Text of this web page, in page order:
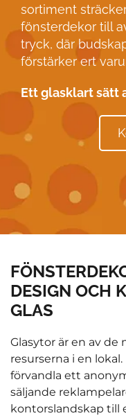
sortiment
fönsterdekor till
tryck, där
förstärker ert
Ett glasklart sätt
DESIGN OCH
GLAS
Glasytor är en av
resurserna i en
förvandla ett
säljande
kontorslandskap till